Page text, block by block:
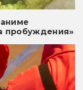
пробуждения»